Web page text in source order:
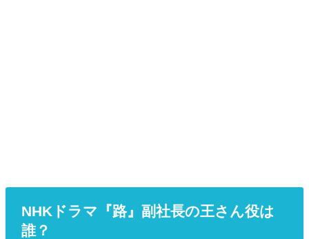
NHKドラマ『路』副社長の王さん役は
誰？